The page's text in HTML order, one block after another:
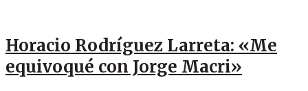
Horacio Rodríguez Larreta: «Me
equivoqué con Jorge Macri»